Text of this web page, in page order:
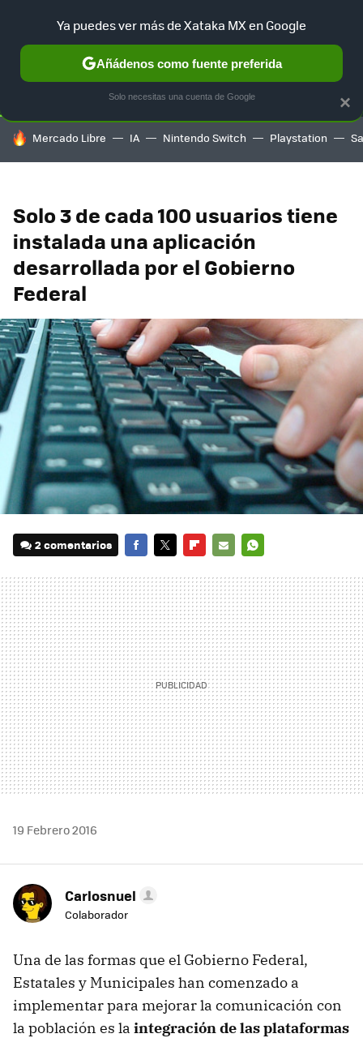
SELECCIÓN GAMING HOME AUTO TERRITORIO
HOY SE HABLA DE
Mercado Libre IA Nintendo Switch Playstation
Solo 3 de cada 100 usuarios tiene
instalada una aplicación
desarrollada por el Gobierno
Federal
2 comentarios
MAIL
19 Febrero 2016
Carlosnuel
Colaborador
Una de las formas que el Gobierno Federal,
Estatales y Municipales han comenzado a
implementar para mejorar la comunicación con
la población es la integración de las plataformas
×
Ya puedes ver más de Xataka MX en Google
Añádenos como fuente preferida
Solo necesitas una cuenta de Google